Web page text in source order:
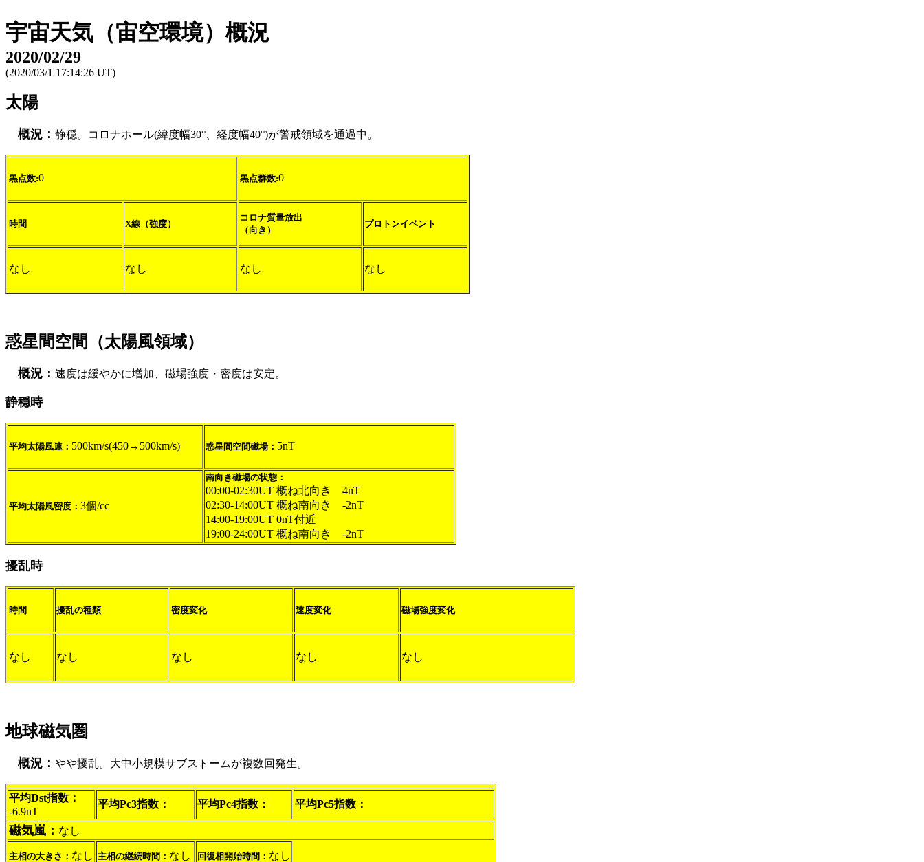
宇宙天気（宙空環境）概況
2020/02/29
(2020/03/1 17:14:26 UT)
太陽
概況： 静穏。コロナホール(緯度幅30°、経度幅40°)が警戒領域を通過中。
黒点数:0 黒点群数:0
時間 X線（強度）
コロナ質量放出
（向き）
プロトンイベント
なし なし なし なし
惑星間空間（太陽風領域）
概況： 速度は緩やかに増加、磁場強度・密度は安定。
静穏時
平均太陽風速： 500km/s(450→500km/s) 惑星間空間磁場： 5nT
平均太陽風密度： 3個/cc
南向き磁場の状態：
00:00-02:30UT 概ね北向き 4nT
02:30-14:00UT 概ね南向き -2nT
14:00-19:00UT 0nT付近
19:00-24:00UT 概ね南向き -2nT
擾乱時
時間 擾乱の種類 密度変化 速度変化 磁場強度変化
なし なし なし なし なし
地球磁気圏
概況： やや擾乱。大中小規模サブストームが複数回発生。
平均Dst指数：
-6.9nT
平均Pc3指数： 平均Pc4指数： 平均Pc5指数：
磁気嵐： なし
主相の大きさ： なし 主相の継続時間： なし 回復相開始時間： なし